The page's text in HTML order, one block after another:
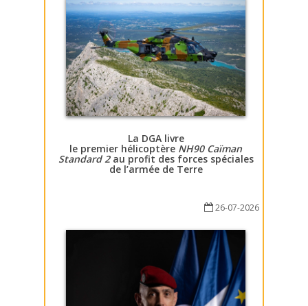
La DGA livre
le premier hélicoptère NH90 Caïman
Standard 2au profit des forces spéciales
de l’armée de Terre
26-07-2026